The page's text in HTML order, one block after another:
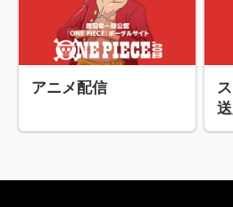
アニメ配信